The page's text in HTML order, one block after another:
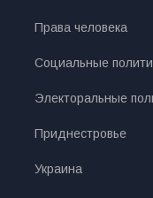
Права человека
Социальные
Электоральные
Приднестровье
Украина